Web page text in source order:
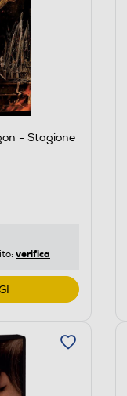
- Stagione
verifica